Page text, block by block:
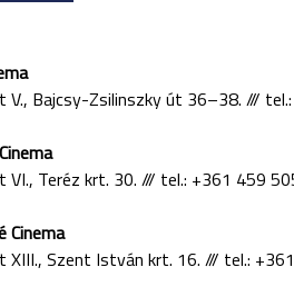
V., Bajcsy-Zsilinszky út 36–38. ///
VI., Teréz krt. 30. /// tel.: +361 459
Cinema
XIII., Szent István krt. 16. /// tel.: